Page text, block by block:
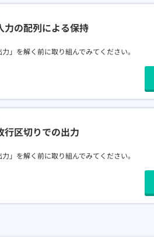
力の配列による保持
力」を解く前に取り組んでみてください。
行区切りでの出力
力」を解く前に取り組んでみてください。